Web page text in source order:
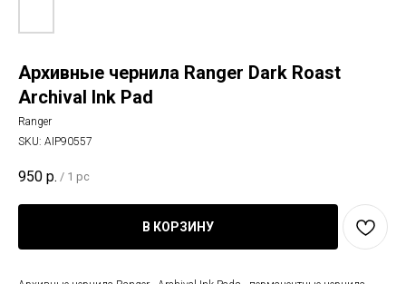
Архивные чернила Ranger Dark Roast
Archival Ink Pad
Ranger
SKU: AIP90557
950 р. / 1 pc
В КОРЗИНУ